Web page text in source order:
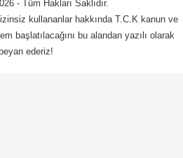
- Tüm Hakları Saklıdır.
kullananlar hakkında T.C.K kanun ve
başlatılacağını bu alandan yazılı olarak
beyan ederiz!